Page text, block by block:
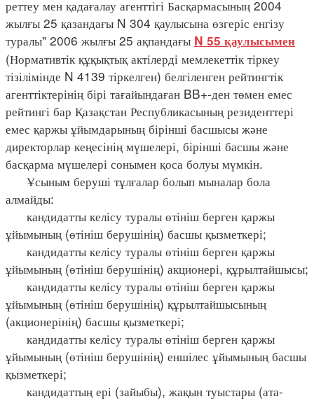
реттеу мен қадағалау агенттігі Басқармасының 2004
жылғы 25 қазандағы N 304 қаулысына өзгеріс енгізу
туралы" 2006 жылғы 25 ақпандағы N 55 қаулысымен
(Нормативтік құқықтық актілерді мемлекеттік тіркеу
тізілімінде N 4139 тіркелген) белгіленген рейтингтік
агенттіктерінің бірі тағайындаған BB+-ден төмен емес
рейтингі бар Қазақстан Республикасының резиденттері
емес қаржы ұйымдарының бірінші басшысы және
директорлар кеңесінің мүшелері, бірінші басшы және
басқарма мүшелері сонымен қоса болуы мүмкін.
Ұсыным беруші тұлғалар болып мыналар бола
алмайды:
кандидатты келісу туралы өтініш берген қаржы
ұйымының (өтініш берушінің) басшы қызметкері;
кандидатты келісу туралы өтініш берген қаржы
ұйымының (өтініш берушінің) акционері, құрылтайшысы;
кандидатты келісу туралы өтініш берген қаржы
ұйымының (өтініш берушінің) құрылтайшысының
(акционерінің) басшы қызметкері;
кандидатты келісу туралы өтініш берген қаржы
ұйымының (өтініш берушінің) еншілес ұйымының басшы
қызметкері;
кандидаттың ері (зайыбы), жақын туыстары (ата-